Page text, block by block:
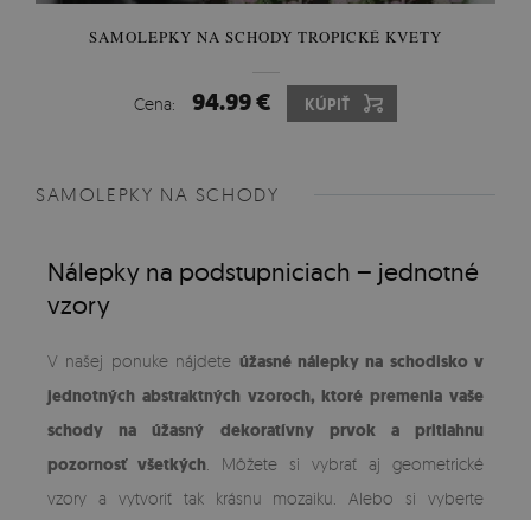
SAMOLEPKY NA SCHODY TROPICKÉ KVETY
Cena: 94.99 € KÚPIŤ
SAMOLEPKY NA SCHODY
Nálepky na podstupniciach – jednotné
vzory
V našej ponuke nájdete úžasné nálepky na schodisko v
jednotných abstraktných vzoroch, ktoré premenia vaše
schody na úžasný dekoratívny prvok a pritiahnu
pozornosť všetkých . Môžete si vybrať aj geometrické
vzory a vytvoriť tak krásnu mozaiku. Alebo si vyberte